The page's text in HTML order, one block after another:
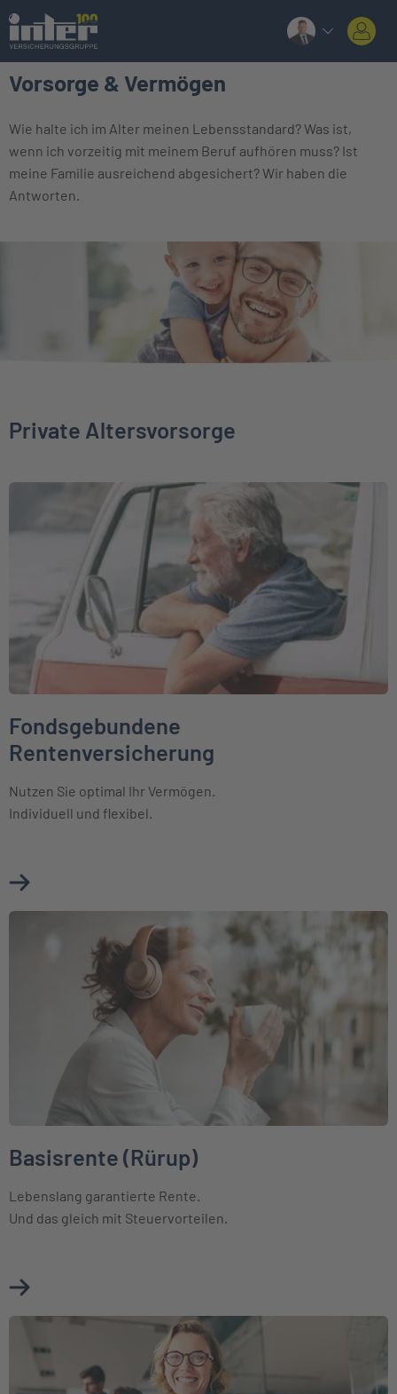
Vorsorge & Vermögen
Wie halte ich im Alter meinen Lebensstandard? Was ist,
wenn ich vorzeitig mit meinem Beruf aufhören muss? Ist
meine Familie ausreichend abgesichert? Wir haben die
Antworten.
Private Altersvorsorge
Weiter zu Fondsgebundene Rentenversicherung
Fondsgebundene
Rentenversicherung
Nutzen Sie optimal Ihr Vermögen.
Individuell und flexibel.
Mehr über Fondsgebundene Rentenversicherung erfahren
Weiter zu Basisrente (Rürup)
Basisrente (Rürup)
Lebenslang garantierte Rente.
Und das gleich mit Steuervorteilen.
Mehr über Basisrente (Rürup) erfahren
Weiter zu Basisinformationsblätter & Fondsinformationen